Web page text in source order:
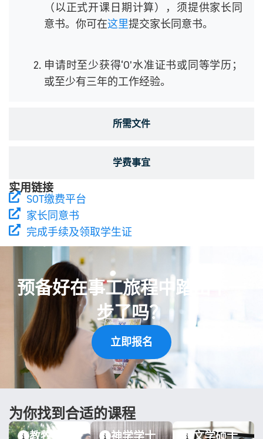
所需文件
学费事宜
（以正式开课日期计算），须提供家长同
意书。你可在这里提交家长同意书。
申请时至少获得‘O’水准证书或同等学历；
或至少有三年的工作经验。
实用链接
SOT缴费平台
家长同意书
完成手续及领取学生证
预备好在事工旅程中踏出下一
步了吗？
立即报名
为你找到合适的课程